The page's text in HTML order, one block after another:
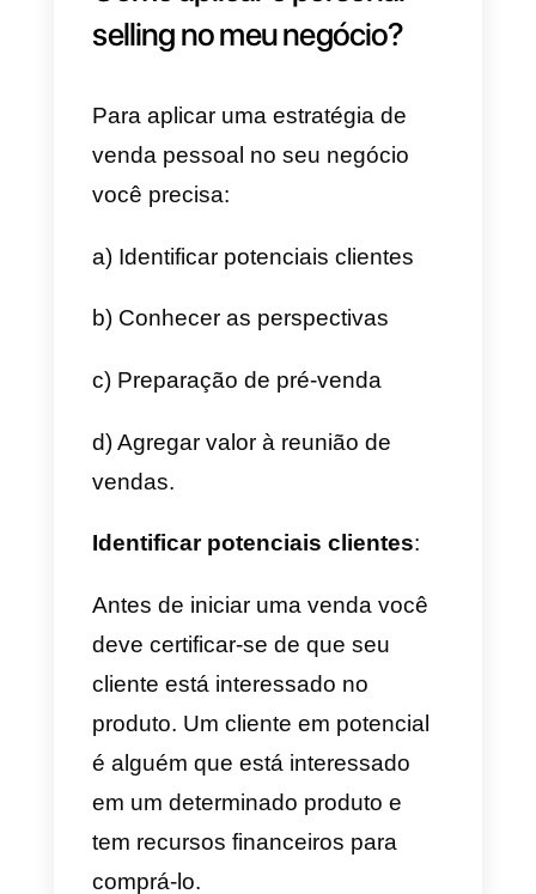
vantagens de forma a convencer
oferece benefícios e soluções à
medida das suas necessidades.
Implementar a venda pessoal em
vendas. Além disso, pode ser
aplicado agendando uma
pessoal com clientes ou, a partir
de telefonemas, e-mails ou
Callbell, que além de oferecer
uma melhor experiência ao
cliente, permite coletar dados
relevantes e identificar seus
potenciais clientes em potencial
de forma mais rápida e eficaz.